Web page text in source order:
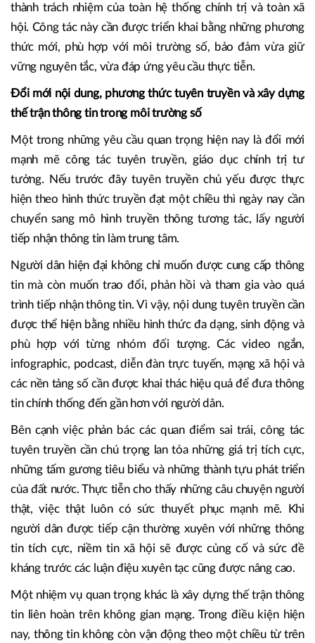
thành trách nhiệm của toàn hệ thống chính trị và toàn xã
hội. Công tác này cần được triển khai bằng những phương
thức mới, phù hợp với môi trường số, bảo đảm vừa giữ
vững nguyên tắc, vừa đáp ứng yêu cầu thực tiễn.
Đổi mới nội dung, phương thức tuyên truyền và xây dựng
thế trận thông tin trong môi trường số
Một trong những yêu cầu quan trọng hiện nay là đổi mới
mạnh mẽ công tác tuyên truyền, giáo dục chính trị tư
tưởng. Nếu trước đây tuyên truyền chủ yếu được thực
hiện theo hình thức truyền đạt một chiều thì ngày nay cần
chuyển sang mô hình truyền thông tương tác, lấy người
tiếp nhận thông tin làm trung tâm.
Người dân hiện đại không chỉ muốn được cung cấp thông
tin mà còn muốn trao đổi, phản hồi và tham gia vào quá
trình tiếp nhận thông tin. Vì vậy, nội dung tuyên truyền cần
được thể hiện bằng nhiều hình thức đa dạng, sinh động và
phù hợp với từng nhóm đối tượng. Các video ngắn,
infographic, podcast, diễn đàn trực tuyến, mạng xã hội và
các nền tảng số cần được khai thác hiệu quả để đưa thông
tin chính thống đến gần hơn với người dân.
Bên cạnh việc phản bác các quan điểm sai trái, công tác
tuyên truyền cần chú trọng lan tỏa những giá trị tích cực,
những tấm gương tiêu biểu và những thành tựu phát triển
của đất nước. Thực tiễn cho thấy những câu chuyện người
thật, việc thật luôn có sức thuyết phục mạnh mẽ. Khi
người dân được tiếp cận thường xuyên với những thông
tin tích cực, niềm tin xã hội sẽ được củng cố và sức đề
kháng trước các luận điệu xuyên tạc cũng được nâng cao.
Một nhiệm vụ quan trọng khác là xây dựng thế trận thông
tin liên hoàn trên không gian mạng. Trong điều kiện hiện
nay, thông tin không còn vận động theo một chiều từ trên